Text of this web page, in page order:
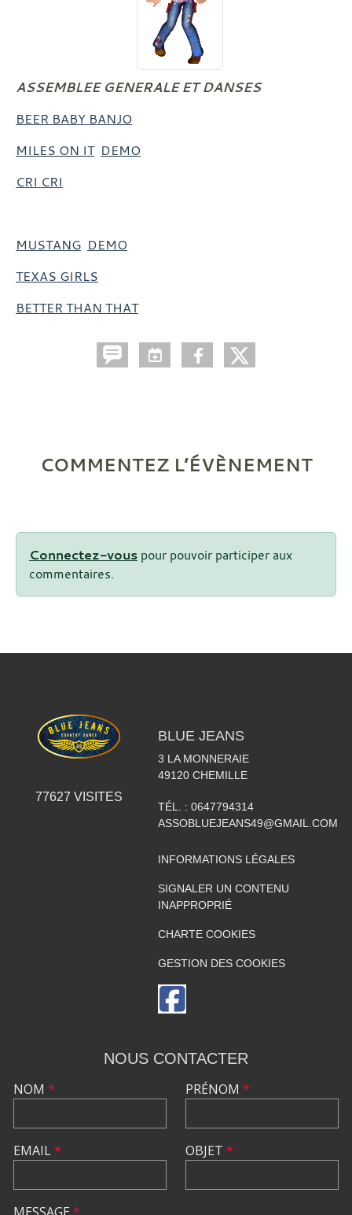
ASSEMBLEE GENERALE ET DANSES
BEER BABY BANJO
MILES ON IT DEMO
CRI CRI
MUSTANG DEMO
TEXAS GIRLS
BETTER THAN THAT
COMMENTEZ L’ÉVÈNEMENT
Connectez-vous pour pouvoir participer aux
commentaires.
77627 VISITES
BLUE JEANS
3 LA MONNERAIE
49120 CHEMILLE
TÉL. : 0647794314
ASSOBLUEJEANS49@GMAIL.COM
INFORMATIONS LÉGALES
SIGNALER UN CONTENU
INAPPROPRIÉ
CHARTE COOKIES
GESTION DES COOKIES
NOUS CONTACTER
NOM *
EMAIL*
PRÉNOM *
OBJET *
MESSAGE *